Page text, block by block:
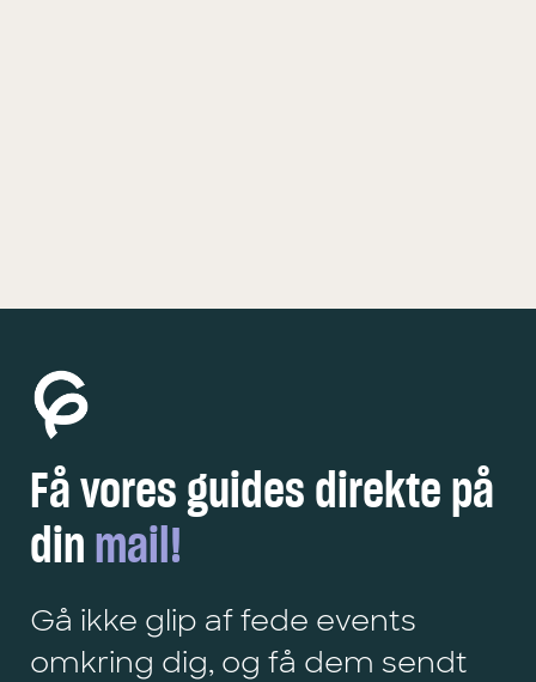
Få vores guides direkte på
din mail!
Gå ikke glip af fede events
omkring dig, og få dem sendt